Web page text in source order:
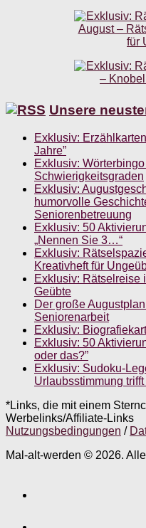
Unsere
Exklusiv:
Jahre”
Exklusiv:
Schwierigkeitsgraden
Exklusiv:
humorvolle
Seniorenbetreuung
Exklusiv: 50
„Nennen Sie 3…“
Exklusiv:
Kreativheft für
Exklusiv: Rätselreise
Geübte
Der große
Seniorenarbeit
Exklusiv:
Exklusiv: 50
oder das?”
Exklusiv: Sudoku-
Urlaubsstimmung
*Links, die mit einem
Werbelinks/Affiliate-Links
Nutzungsbedingungen /
Mal-alt-werden © 2026.